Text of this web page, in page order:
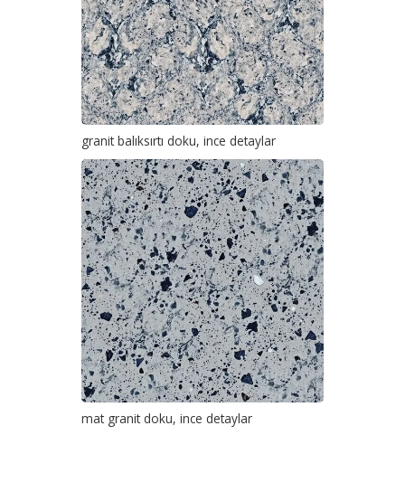
granit balıksırtı doku, ince detaylar
mat granit doku, ince detaylar